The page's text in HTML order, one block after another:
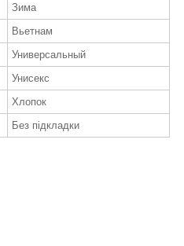
Зима
Вьетнам
Универсальный
Унисекс
Хлопок
Без підкладки